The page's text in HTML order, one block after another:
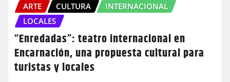
ARTE CULTURA
INTERNACIONAL
LOCALES
“Enredadas”: teatro internacional en
Encarnación, una propuesta cultural para
turistas y locales